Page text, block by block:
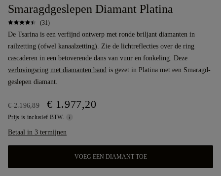
Smaragdgeslepen Diamant Platina
(31)
De Tsarina is een verfijnd ontwerp met ronde briljant diamanten in
railzetting (ofwel kanaalzetting). Zie de lichtreflecties over de ring
cascaderen in een betoverende dans van vuur en fonkeling. Deze
verlovingsring met diamanten band is gezet in Platina met een Smaragd-
geslepen diamant.
€ 2.196,89 € 1.977,20
Prijs is inclusief BTW.
Betaal in 3 termijnen
VOEG EEN DIAMANT TOE